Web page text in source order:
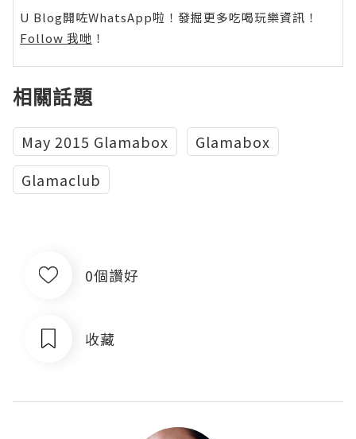
U Blog開咗WhatsApp啦！發掘更多吃喝玩樂資訊！
Follow 我哋 ！
相關話題
May 2015 Glamabox
Glamabox
Glamaclub
0個讚好
收藏